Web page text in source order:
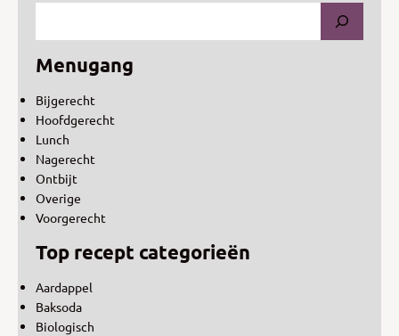
Menugang
Bijgerecht
Hoofdgerecht
Lunch
Nagerecht
Ontbijt
Overige
Voorgerecht
Top recept categorieën
Aardappel
Baksoda
Biologisch